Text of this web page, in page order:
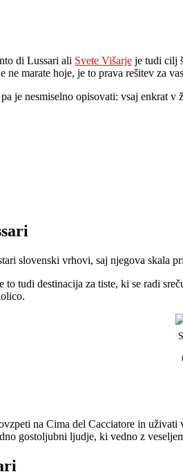
di Lussari ali Svete Višarje je tudi cilj
marate hoje, je to prava rešitev za
je nesmiselno opisovati: vsaj enkrat
slovenski vrhovi, saj njegova skala
to tudi destinacija za tiste, ki se radi
na Cima del Cacciatore in
gostoljubni ljudje, ki vedno z